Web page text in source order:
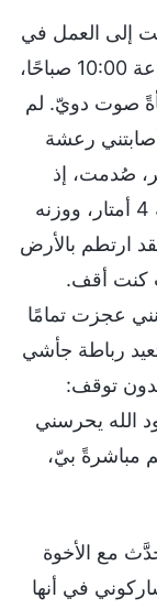
إلى العمل في
الوقت المحدد كالمعتاد. وفي حوالي الساعة 10:00 صباحًا،
صوت دويّ. لم
رعشة
صُدمت، إذ
رأيت أنبوبًا حديديًا قطره 40 سم، وطوله 4 أمتار، ووزنه
ارتطم بالأرض
كنت أقف.
عجزت تمامًا
رباطة جأشي
توقف:
الله يحرسني
مباشرةً بيّ،
مع الأخوة
في أنها